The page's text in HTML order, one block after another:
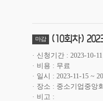
마감 (10회차)
신청기간
2023-10-
비용
무료
일시
2023-11-15 ~
장소
중소기업중앙
비고